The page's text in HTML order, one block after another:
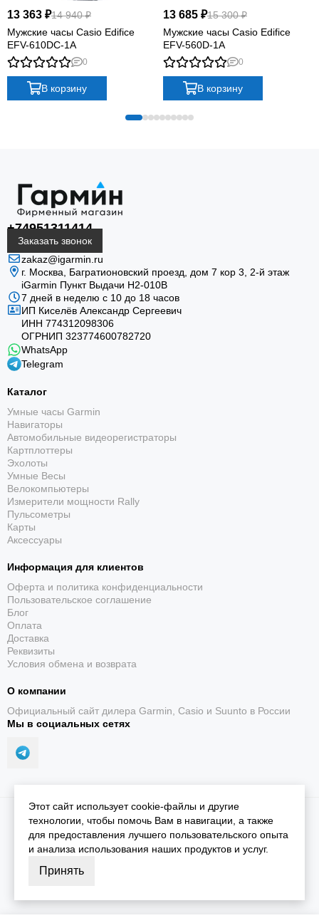
13 363 ₽14 940 ₽
Мужские часы Casio Edifice
EFV-610DC-1A
0
В корзину
13 685 ₽15 300 ₽
Мужские часы Casio Edifice
EFV-560D-1A
0
В корзину
+74951311414
Заказать звонок
zakaz@igarmin.ru
г. Москва, Багратионовский проезд, дом 7 кор 3, 2-й этаж
iGarmin Пункт Выдачи Н2-010В
7 дней в неделю с 10 до 18 часов
ИП Киселёв Александр Сергеевич
ИНН 774312098306
ОГРНИП 323774600782720
WhatsApp
Telegram
Каталог
Умные часы Garmin
Навигаторы
Автомобильные видеорегистраторы
Картплоттеры
Эхолоты
Умные Весы
Велокомпьютеры
Измерители мощности Rally
Пульсометры
Карты
Аксессуары
Информация для клиентов
Оферта и политика конфиденциальности
Пользовательское соглашение
Блог
Оплата
Доставка
Реквизиты
Условия обмена и возврата
О компании
Официальный сайт дилера Garmin, Casio и Suunto в России
Мы в социальных сетях
2026 © iGarmin.Карта сайта
Этот сайт использует cookie-файлы и другие
технологии, чтобы помочь Вам в навигации, а также
для предоставления лучшего пользовательского опыта
и анализа использования наших продуктов и услуг.
Принять